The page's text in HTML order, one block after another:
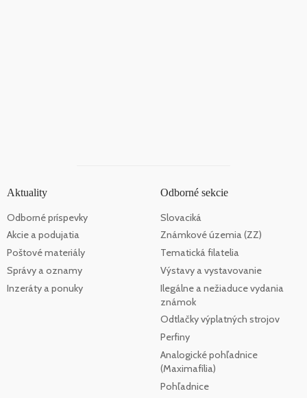
Aktuality
Odborné príspevky
Akcie a podujatia
Poštové materiály
Správy a oznamy
Inzeráty a ponuky
Odborné sekcie
Slovaciká
Známkové územia (ZZ)
Tematická filatelia
Výstavy a vystavovanie
Ilegálne a nežiaduce vydania
známok
Odtlačky výplatných strojov
Perfiny
Analogické pohľadnice
(Maximafília)
Pohľadnice